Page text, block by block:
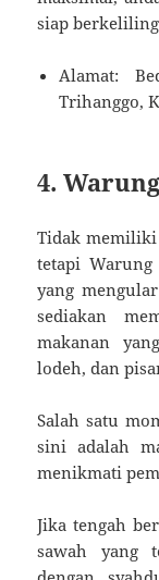
siap
Alamat:
Trihanggo,
4.
Tidak memiliki
tetapi
yang
sediakan
makanan
lodeh, dan
Salah satu
sini adalah
menikmati
Jika tengah
sawah yang